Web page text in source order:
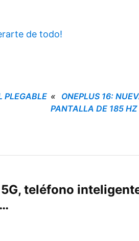
de todo!
PLEGABLE «
ONEPLUS 16:
PANTALLA DE 185 HZ
teléfono